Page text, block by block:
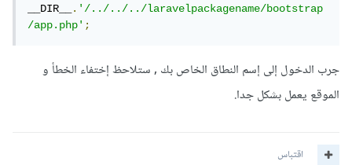
__DIR__.'/../../../laravelpackagename/bootstrap
/app.php';
جرب الدخول إلى إسم النطاق الخاص بك , ستلاحظ إختفاء الخطأ و
الموقع يعمل بشكل جدا.
اقتباس